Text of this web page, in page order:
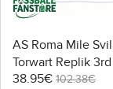
AS Roma Mile
Torwart Replik
2025-26 Langarm
38.95€ 102.38€